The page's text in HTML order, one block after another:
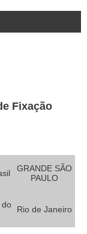
Fixação
GRANDE SÃO
PAULO
do
Rio de Janeiro